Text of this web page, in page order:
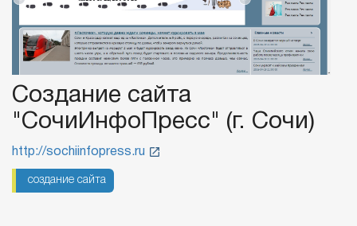
Создание сайта
"СочиИнфоПресс" (г. Сочи)
http://sochiinfopress.ru
создание сайта